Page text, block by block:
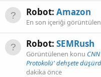
Robot: Amazon
En son içeriği
Robot: SEMRush
Görüntülenen konu
Protokolü' dehşete
dakika önce